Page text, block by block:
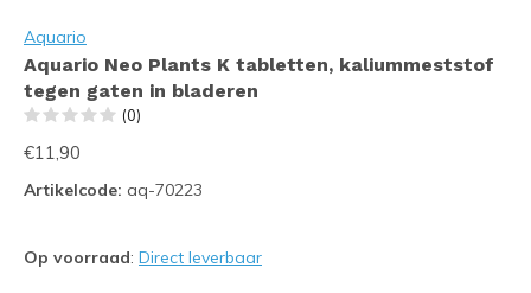
Aquario
Aquario Neo Plants K tabletten, kaliummeststof
tegen gaten in bladeren
(0)
€11,90
Artikelcode: aq-70223
Op voorraad: Direct leverbaar